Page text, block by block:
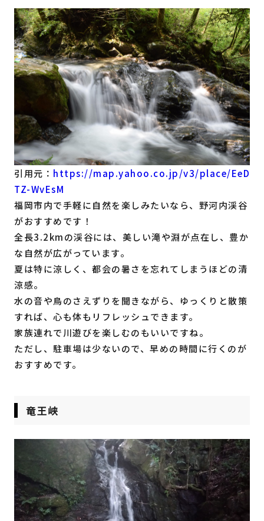
引用元： https://map.yahoo.co.jp/v3/place/EeD
TZ-WvEsM
福岡市内で手軽に自然を楽しみたいなら、野河内渓谷
がおすすめです！
全長3.2kmの渓谷には、美しい滝や淵が点在し、豊か
な自然が広がっています。
夏は特に涼しく、都会の暑さを忘れてしまうほどの清
涼感。
水の音や鳥のさえずりを聞きながら、ゆっくりと散策
すれば、心も体もリフレッシュできます。
家族連れで川遊びを楽しむのもいいですね。
ただし、駐車場は少ないので、早めの時間に行くのが
おすすめです。
竜王峡